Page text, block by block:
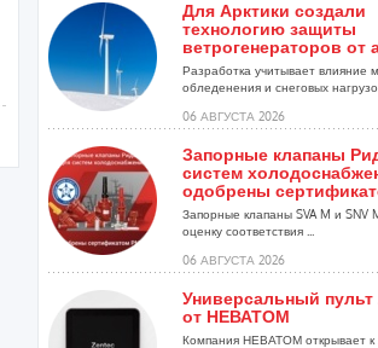
Для Арктики создали
технологию защиты
ветрогенераторов от
Разработка учитывает влияние
обледенения и снеговых
06 АВГУСТА 2026
Запорные клапаны
систем
одобрены
Запорные клапаны SVA M и SNV
оценку соответствия ...
06 АВГУСТА 2026
Универсальный пульт
от НЕВАТОМ
Компания НЕВАТОМ открывает к